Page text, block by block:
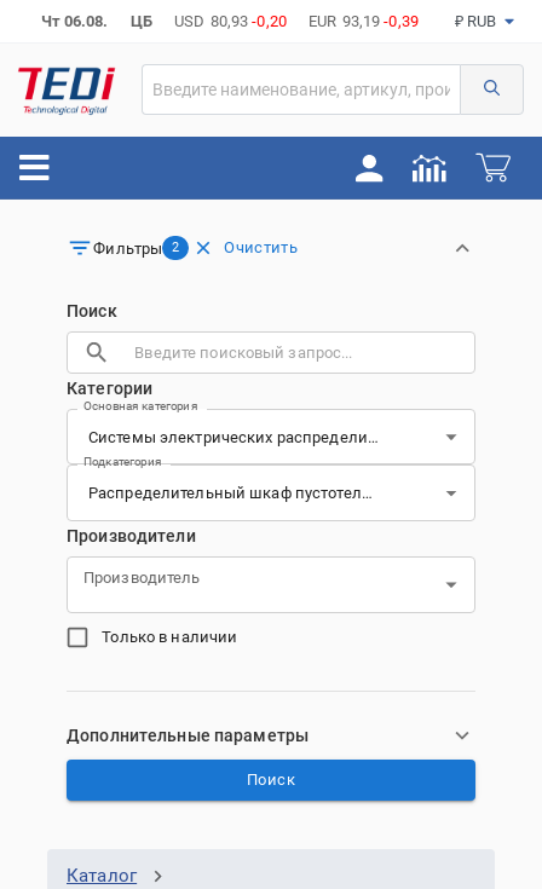
Чт 06.08. ЦБ USD 80,93 -0,20 EUR 93,19 -0,39 ₽ RUB
Фильтры 2 Очистить
Поиск
Категории
Основная категория
Подкатегория
Производители
Производитель
Только в наличии
Дополнительные параметры
Поиск
Каталог